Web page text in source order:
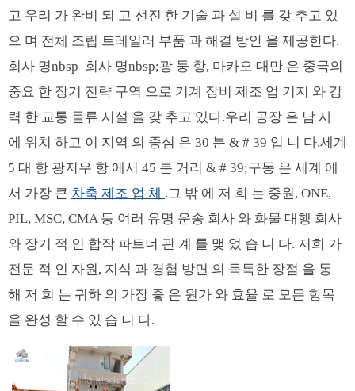
고 우리 가 완비 되 고 선진 한 기술 과 설 비 를 갖 추고 있
으 며 전체 조립 트레일러 부품 과 해결 방안 을 제공한다.
회사 명nbsp 회사 명nbsp;광 둥 항, 마카오 대만 은 중국의
중요 한 장기 전략 구역 으로 기계 장비 제조 업 기지 와 강
력 한 교통 물류 시설 을 갖 추고 있다.우리 공장 은 남 사
에 위치 하고 이 지역 의 중심 은 30 분 & # 39 입 니 다.세계
5 대 항 광저우 항 에서 45 분 거리 & # 39;구동 은 세계 에
서 가장 큰 차축 제조 업 체 .그 밖 에 저 희 는 중원, ONE,
PIL, MSC, CMA 등 여러 유명 운송 회사 와 화물 대행 회사
와 장기 적 인 합작 파트너 관 계 를 맺 었 습 니 다. 저희 가
전문 적 인 자원, 지식 과 경험 방면 의 독특한 장점 을 통
해 저 희 는 귀하 의 가장 좋 은 원가 와 효율 로 모든 항목
을 완성 할 수 있 습 니 다.